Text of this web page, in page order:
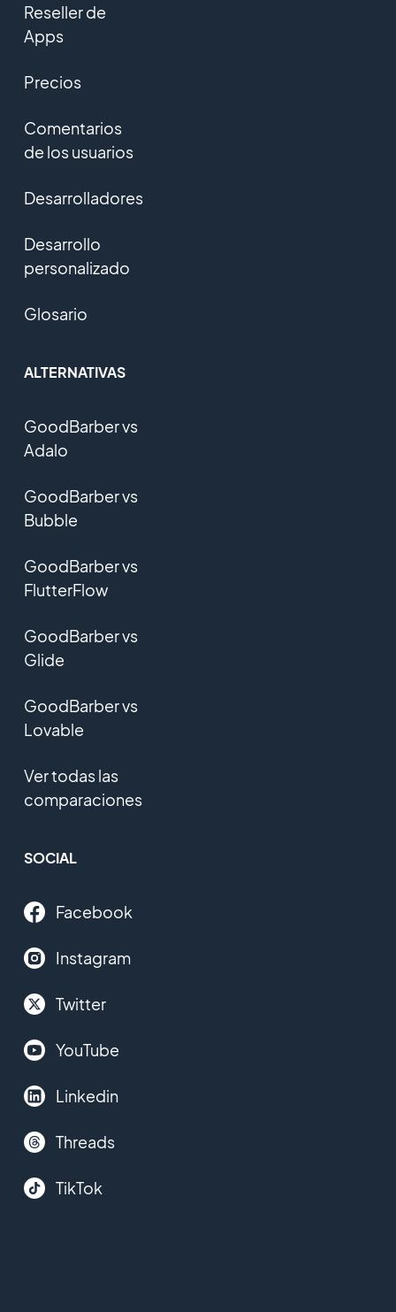
Reseller de
Apps
Precios
Comentarios
de los usuarios
Desarrolladores
Desarrollo
personalizado
Glosario
ALTERNATIVAS
GoodBarber vs
Adalo
GoodBarber vs
Bubble
GoodBarber vs
FlutterFlow
GoodBarber vs
Glide
GoodBarber vs
Lovable
Ver todas las
comparaciones
SOCIAL
Facebook
Instagram
Twitter
YouTube
Linkedin
Threads
TikTok